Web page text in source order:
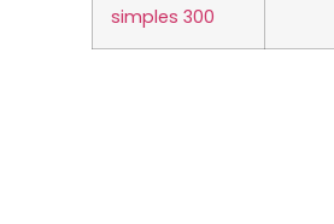
simples 300